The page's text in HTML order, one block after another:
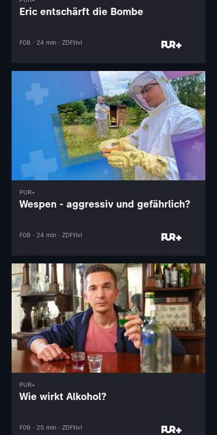
Eric entschärft die Bombe
F08 · 24 min · ZDFtivi
PUR+
Wespen - aggressiv und gefährlich?
F08 · 24 min · ZDFtivi
PUR+
Wie wirkt Alkohol?
F09 · 25 min · ZDFtivi